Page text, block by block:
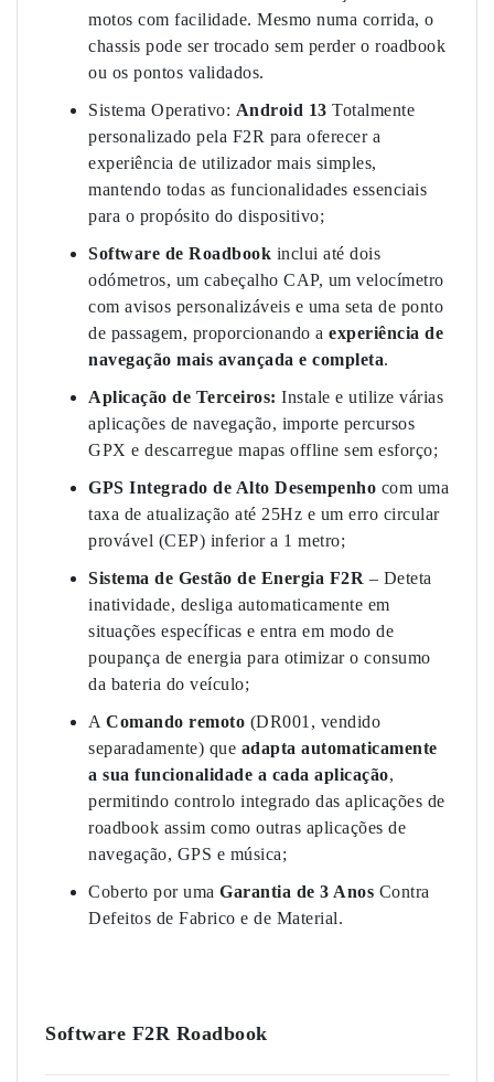
motos com facilidade. Mesmo numa corrida, o
chassis pode ser trocado sem perder o roadbook
ou os pontos validados.
Sistema Operativo: Android 13 Totalmente
personalizado pela F2R para oferecer a
experiência de utilizador mais simples,
mantendo todas as funcionalidades essenciais
para o propósito do dispositivo;
Software de Roadbook inclui até dois
odómetros, um cabeçalho CAP, um velocímetro
com avisos personalizáveis e uma seta de ponto
de passagem, proporcionando a experiência de
navegação mais avançada e completa.
Aplicação de Terceiros: Instale e utilize várias
aplicações de navegação, importe percursos
GPX e descarregue mapas offline sem esforço;
GPS Integrado de Alto Desempenho com uma
taxa de atualização até 25Hz e um erro circular
provável (CEP) inferior a 1 metro;
Sistema de Gestão de Energia F2R – Deteta
inatividade, desliga automaticamente em
situações específicas e entra em modo de
poupança de energia para otimizar o consumo
da bateria do veículo;
A Comando remoto (DR001, vendido
separadamente) que adapta automaticamente
a sua funcionalidade a cada aplicação,
permitindo controlo integrado das aplicações de
roadbook assim como outras aplicações de
navegação, GPS e música;
Coberto por uma Garantia de 3 Anos Contra
Defeitos de Fabrico e de Material.
Software F2R Roadbook